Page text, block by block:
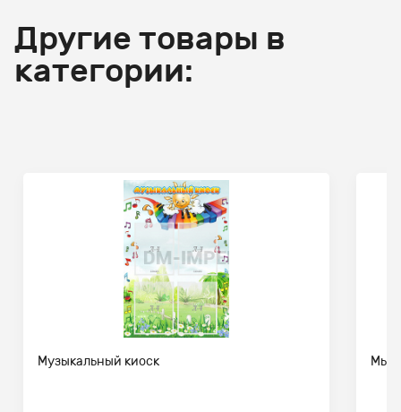
Другие товары в
категории:
Музыкальный киоск Мы